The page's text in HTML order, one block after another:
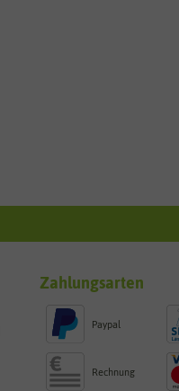
Zahlungsarten
Paypal
Rechnung